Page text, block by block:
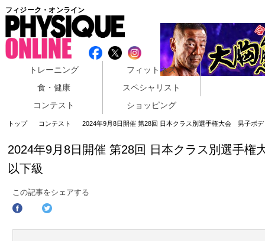
フィジーク・オンライン
トレーニング
フィットネス
食・健康
スペシャリスト
コンテスト
ショッピング
トップ コンテスト 2024年9月8日開催 第28回 日本クラス別選手権大会 男子ボ
2024年9月8日開催 第28回 日本クラス別選手
以下級
この記事をシェアする